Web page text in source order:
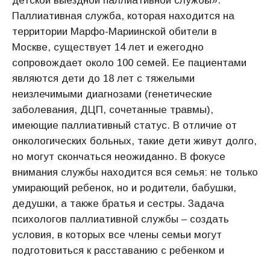
Паллиативная служба, которая находится на
территории Марфо-Мариинской обители в
Москве, существует 14 лет и ежегодно
сопровождает около 100 семей. Ее пациентами
являются дети до 18 лет с тяжелыми
неизлечимыми диагнозами (генетические
заболевания, ДЦП, сочетанные травмы),
имеющие паллиативный статус. В отличие от
онкологических больных, такие дети живут долго,
но могут скончаться неожиданно. В фокусе
внимания службы находится вся семья: не только
умирающий ребенок, но и родители, бабушки,
дедушки, а также братья и сестры. Задача
психологов паллиативной службы – создать
условия, в которых все члены семьи могут
подготовиться к расставанию с ребенком и